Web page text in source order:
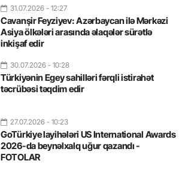
31.07.2026 - 12:27
Cavanşir Feyziyev: Azərbaycan ilə Mərkəzi
Asiya ölkələri arasında əlaqələr sürətlə
inkişaf edir
30.07.2026 - 10:28
Türkiyənin Egey sahilləri fərqli istirahət
təcrübəsi təqdim edir
27.07.2026 - 10:23
GoTürkiye layihələri US International Awards
2026-da beynəlxalq uğur qazandı -
FOTOLAR